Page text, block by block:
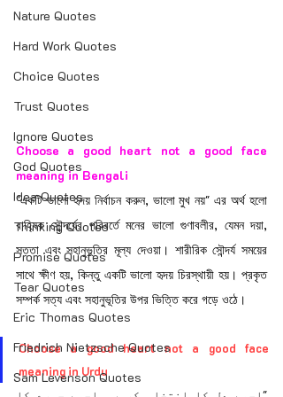
Nature Quotes
Hard Work Quotes
Choice Quotes
Trust Quotes
Ignore Quotes
God Quotes
Idea Quotes
Thinking Quotes
Promise Quotes
Tear Quotes
Eric Thomas Quotes
Friedrich Nietzsche Quotes
Sam Levenson Quotes
Choose a good heart not a good face
meaning in Bengali
"একটি ভালো হৃদয় নির্বাচন করুন, ভালো মুখ নয়" এর অর্থ হলো
বাহ্যিক সৌন্দর্যের পরিবর্তে মনের ভালো গুণাবলীর, যেমন দয়া,
সততা এবং সহানুভূতির মূল্য দেওয়া। শারীরিক সৌন্দর্য সময়ের
সাথে ক্ষীণ হয়, কিন্তু একটি ভালো হৃদয় চিরস্থায়ী হয়। প্রকৃত
সম্পর্ক সত্য এবং সহানুভূতির উপর ভিত্তি করে গড়ে ওঠে।
Choose a good heart not a good face
meaning in Urdu